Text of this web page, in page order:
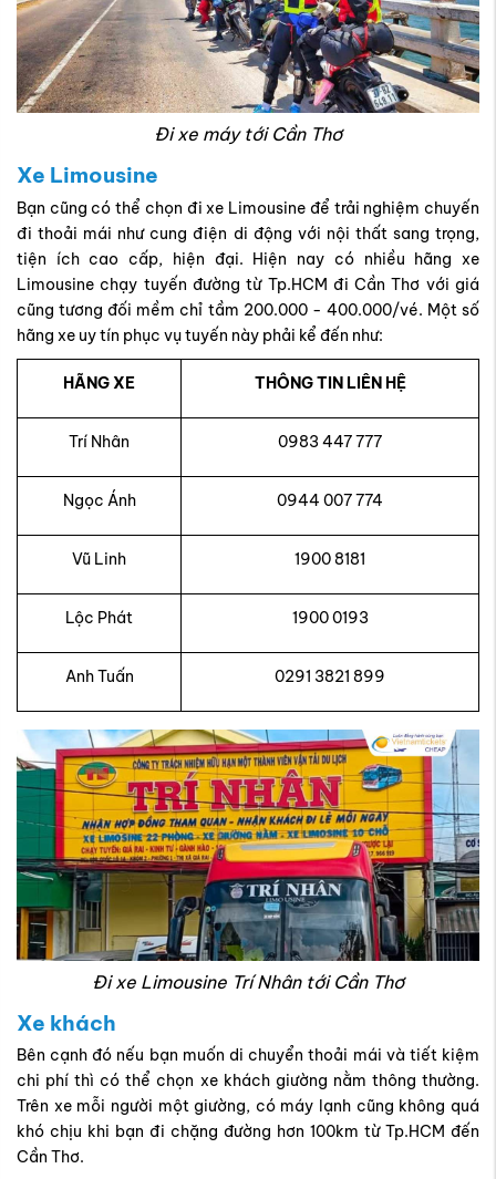
Đi xe máy tới Cần Thơ
Xe Limousine
Bạn cũng có thể chọn đi xe Limousine để trải nghiệm chuyến
đi thoải mái như cung điện di động với nội thất sang trọng,
tiện ích cao cấp, hiện đại. Hiện nay có nhiều hãng xe
Limousine chạy tuyến đường từ Tp.HCM đi Cần Thơ với giá
cũng tương đối mềm chỉ tầm 200.000 - 400.000/vé. Một số
hãng xe uy tín phục vụ tuyến này phải kể đến như:
HÃNG XE THÔNG TIN LIÊN HỆ
Trí Nhân 0983 447 777
Ngọc Ánh 0944 007 774
Vũ Linh 1900 8181
Lộc Phát 1900 0193
Anh Tuấn 0291 3821 899
Đi xe Limousine Trí Nhân tới Cần Thơ
Xe khách
Bên cạnh đó nếu bạn muốn di chuyển thoải mái và tiết kiệm
chi phí thì có thể chọn xe khách giường nằm thông thường.
Trên xe mỗi người một giường, có máy lạnh cũng không quá
khó chịu khi bạn đi chặng đường hơn 100km từ Tp.HCM đến
Cần Thơ.